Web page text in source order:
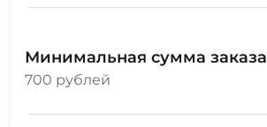
Минимальная сумма заказа
700 рублей